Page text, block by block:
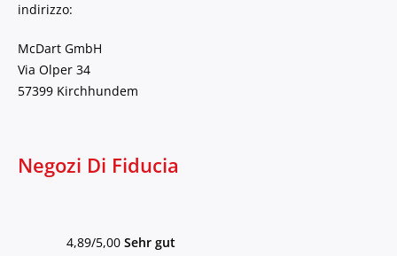
indirizzo:
McDart GmbH
Via Olper 34
57399 Kirchhundem
Negozi Di Fiducia
4,89/5,00 Sehr gut